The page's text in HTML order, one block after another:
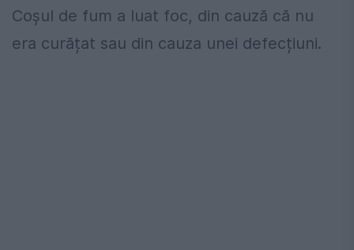
Coșul de fum a luat foc, din cauză că nu
era curățat sau din cauza unei defecțiuni.